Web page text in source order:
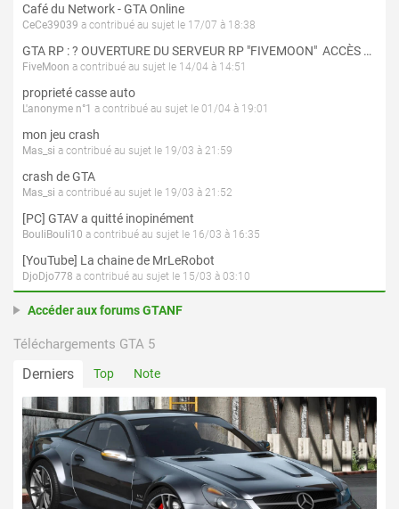
Café du Network - GTA Online
CeCe39039 a contribué au sujet le 17/07 à 18:38
GTA RP : ? OUVERTURE DU SERVEUR RP "FIVEMOON"  ACCÈS LIBRE ?
FiveMoon a contribué au sujet le 14/04 à 14:51
proprieté casse auto
L'anonyme n°1 a contribué au sujet le 01/04 à 19:01
mon jeu crash
Mas_si a contribué au sujet le 19/03 à 21:59
crash de GTA
Mas_si a contribué au sujet le 19/03 à 21:52
[PC] GTAV a quitté inopinément
BouliBouli10 a contribué au sujet le 16/03 à 16:35
[YouTube] La chaine de MrLeRobot
DjoDjo778 a contribué au sujet le 15/03 à 03:10
Accéder aux forums GTANF
Téléchargements GTA 5
Derniers Top Note